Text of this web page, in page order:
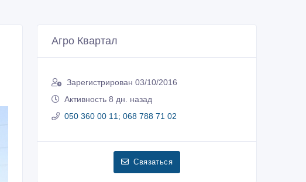
Агро Квартал
Зарегистрирован 03/10/2016
Активность 8 дн. назад
050 360 00 11; 068 788 71 02
Связаться